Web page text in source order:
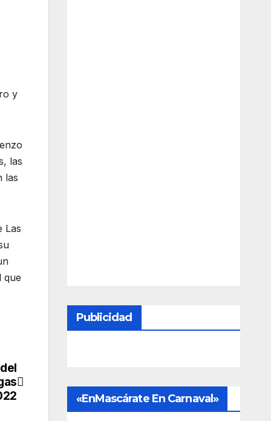
y
las
las
Las
que
Publicidad
«EnMascárate En Carnaval»